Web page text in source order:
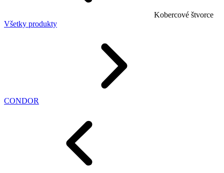
Kobercové štvorce
Všetky produkty
CONDOR